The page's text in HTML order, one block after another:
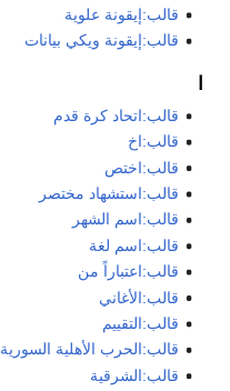
قالب:إيقونة علوية
قالب:إيقونة ويكي بيانات
قالب:اتحاد كرة قدم
قالب:اخ
قالب:اختص
قالب:استشهاد مختصر
قالب:اسم الشهر
قالب:اسم لغة
قالب:اعتباراً من
قالب:الأغاني
قالب:التقييم
قالب:الحرب الأهلية السورية
قالب:الشرقية